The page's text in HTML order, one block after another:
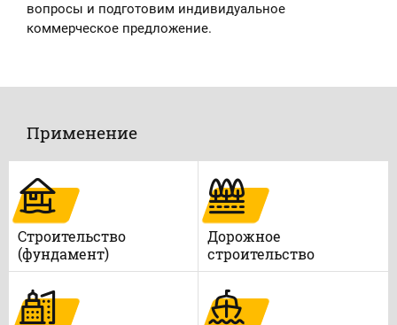
вопросы и подготовим индивидуальное
коммерческое предложение.
Применение
Строительство
(фундамент)
Дорожное
строительство